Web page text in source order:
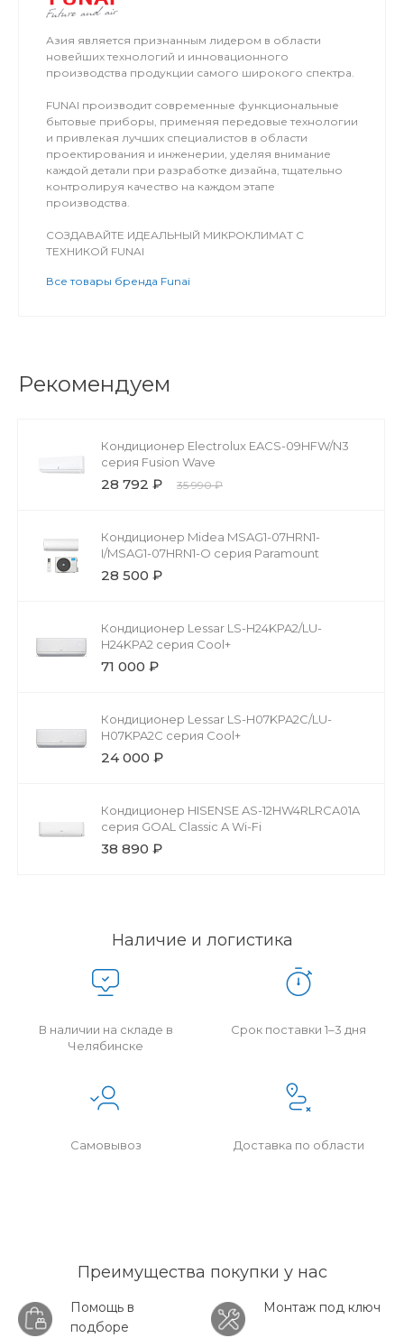
Азия является признанным лидером в области
новейших технологий и инновационного
производства продукции самого широкого спектра.
FUNAI производит современные функциональные
бытовые приборы, применяя передовые технологии
и привлекая лучших специалистов в области
проектирования и инженерии, уделяя внимание
каждой детали при разработке дизайна, тщательно
контролируя качество на каждом этапе
производства.
СОЗДАВАЙТЕ ИДЕАЛЬНЫЙ МИКРОКЛИМАТ С
ТЕХНИКОЙ FUNAI
Все товары бренда Funai
Рекомендуем
Кондиционер Electrolux EACS-09HFW/N3
серия Fusion Wave
28 792 ₽ 35 990 ₽
Кондиционер Midea MSAG1-07HRN1-
I/MSAG1-07HRN1-O серия Paramount
28 500 ₽
Кондиционер Lessar LS-H24KPA2/LU-
H24KPA2 серия Cool+
71 000 ₽
Кондиционер Lessar LS-H07KPA2C/LU-
H07KPA2C серия Cool+
24 000 ₽
Кондиционер HISENSE AS-12HW4RLRCA01A
серия GOAL Classic A Wi-Fi
38 890 ₽
Наличие и логистика
В наличии на складе в
Челябинске
Срок поставки 1–3 дня
Самовывоз Доставка по области
Преимущества покупки у нас
Помощь в
подборе
Монтаж под ключ